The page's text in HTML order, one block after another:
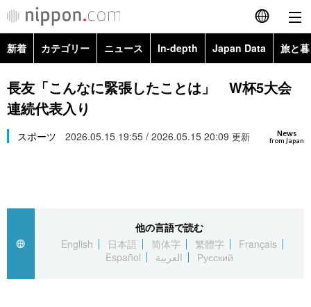
English
简体字
Русский
カテゴリー
経済・ビジネス
国際
トップ
アーカイブ
In-depth
Japan Data
新着 カテゴリー ニュース In-depth Japan Data 旅と
政治・外交
経済・ビジネス
Topics
長友「こんなに緊張したことは」 W杯5大会
連続代表入り
News
from Japan
スポーツ 2026.05.15 19:55 / 2026.05.15 20:09 更新
他の言語で読む
English
日本語 简体字 繁體字
Français
Español
العربية Русский